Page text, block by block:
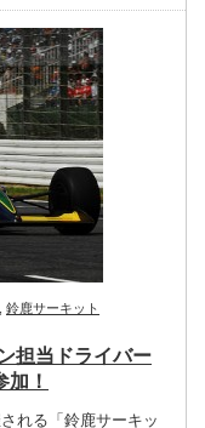
鈴鹿サーキット
担当ドライバー
！
れる「鈴鹿サーキッ